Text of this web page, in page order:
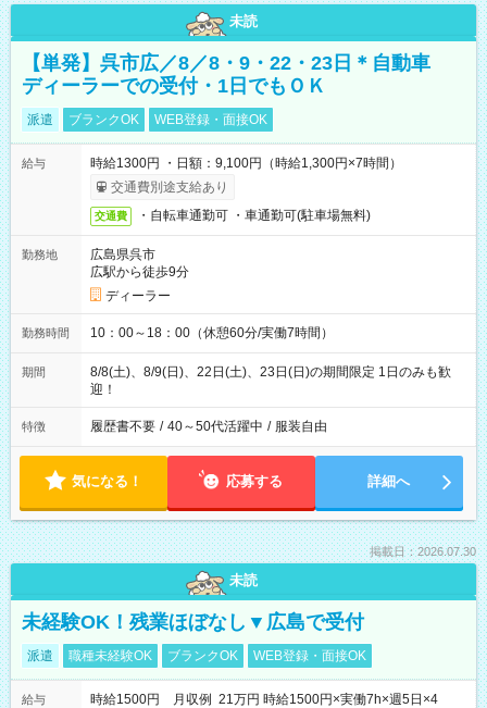
未読
【単発】呉市広／8／8・9・22・23日＊自動車
ディーラーでの受付・1日でもＯＫ
派遣 ブランクOK WEB登録・面接OK
給与
時給1300円 ・日額：9,100円（時給1,300円×7時間）
交通費別途支給あり
交通費 ・自転車通勤可 ・車通勤可(駐車場無料)
勤務地
広島県呉市
広駅から徒歩9分
ディーラー
勤務時間 10：00～18：00（休憩60分/実働7時間）
期間
8/8(土)、8/9(日)、22日(土)、23日(日)の期間限定 1日のみも歓
迎！
特徴 履歴書不要 / 40～50代活躍中 / 服装自由
気になる！ 応募する 詳細へ
掲載日：2026.07.30
未読
未経験OK！残業ほぼなし▼広島で受付
派遣 職種未経験OK ブランクOK WEB登録・面接OK
給与
時給1500円 月収例 21万円 時給1500円×実働7h×週5日×4